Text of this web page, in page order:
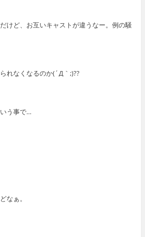
けど、お互いキャストが違うなー。例の騒
れなくなるのか(´Д｀;)??
う事で…
なぁ。